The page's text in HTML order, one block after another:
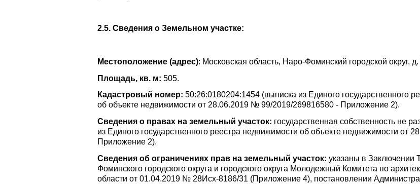
2.5. Сведения о Земельном участке:
Местоположение (адрес): Московская область, Наро-Фоминский городской округ,
Площадь, кв. м: 505.
Кадастровый номер: 50:26:0180204:1454 (выписка из Единого государственного
об объекте недвижимости от 28.06.2019 № 99/2019/269816580 - Приложение 2).
Сведения о правах на земельный участок: государственная собственность не
из Единого государственного реестра недвижимости об объекте недвижимости от
Приложение 2).
Сведения об ограничениях прав на земельный участок: указаны в Заключении
Фоминского городского округа и городского округа Молодежный Комитета по
области от 01.04.2019 № 28Исх-8186/31 (Приложение 4), постановлении